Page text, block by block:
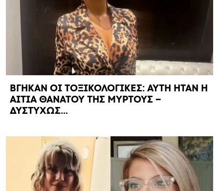
ΒΓΗΚΑΝ ΟΙ ΤΟΞΙΚΟΛΟΓΙΚΕΣ: ΑΥΤΗ ΗΤΑΝ Η
ΑΙΤΙΑ ΘΑΝΑΤΟΥ ΤΗΣ ΜΥΡΤΟΥΣ –
ΔΥΣΤΥΧΩΣ…